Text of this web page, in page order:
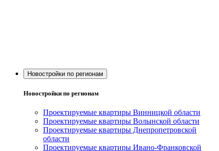
Новостройки по регионам
Новостройки по регионам
Проектируемые квартиры Винницкой области
Проектируемые квартиры Волынской области
Проектируемые квартиры Днепропетровской
области
Проектируемые квартиры Ивано-Франковской